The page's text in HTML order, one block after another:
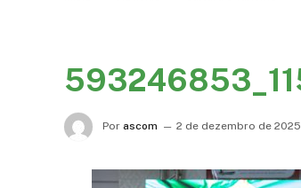
Por ascom 2 de dezembro de 2025